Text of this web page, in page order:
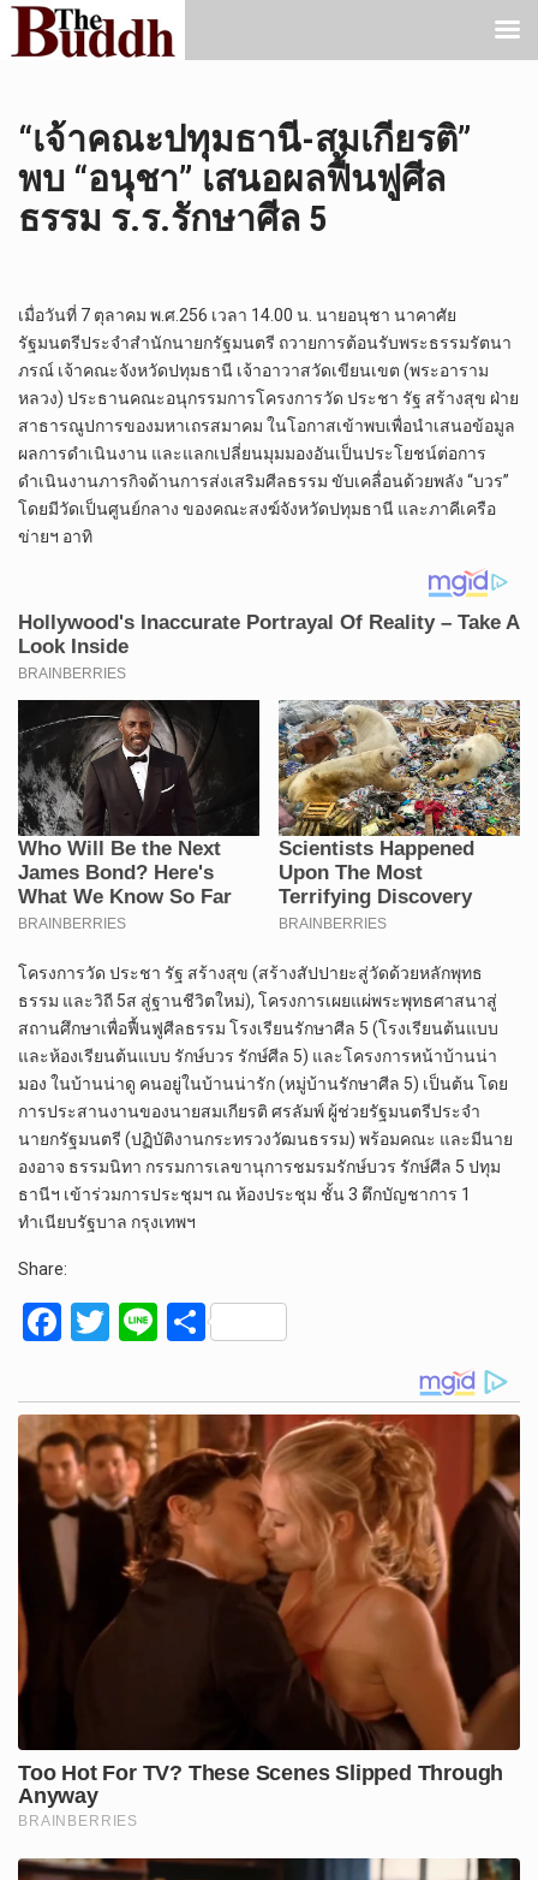
“เจ้าคณะปทุมธานี-สมเกียรติ”
พบ “อนุชา” เสนอผลฟื้นฟูศีล
ธรรม ร.ร.รักษาศีล 5
เมื่อวันที่ 7 ตุลาคม พ.ศ.256 เวลา 14.00 น. นายอนุชา นาคาศัย
รัฐมนตรีประจำสำนักนายกรัฐมนตรี ถวายการต้อนรับพระธรรมรัตนา
ภรณ์ เจ้าคณะจังหวัดปทุมธานี เจ้าอาวาสวัดเขียนเขต (พระอาราม
หลวง) ประธานคณะอนุกรรมการโครงการวัด ประชา รัฐ สร้างสุข ฝ่าย
สาธารณูปการของมหาเถรสมาคม ในโอกาสเข้าพบเพื่อนำเสนอข้อมูล
ผลการดำเนินงาน และแลกเปลี่ยนมุมมองอันเป็นประโยชน์ต่อการ
ดำเนินงานภารกิจด้านการส่งเสริมศีลธรรม ขับเคลื่อนด้วยพลัง “บวร”
โดยมีวัดเป็นศูนย์กลาง ของคณะสงฆ์จังหวัดปทุมธานี และภาคีเครือ
ข่ายฯ อาทิ
โครงการวัด ประชา รัฐ สร้างสุข (สร้างสัปปายะสู่วัดด้วยหลักพุทธ
ธรรม และวิถี 5ส สู่ฐานชีวิตใหม่), โครงการเผยแผ่พระพุทธศาสนาสู่
สถานศึกษาเพื่อฟื้นฟูศีลธรรม โรงเรียนรักษาศีล 5 (โรงเรียนต้นแบบ
และห้องเรียนต้นแบบ รักษ์บวร รักษ์ศีล 5) และโครงการหน้าบ้านน่า
มอง ในบ้านน่าดู คนอยู่ในบ้านน่ารัก (หมู่บ้านรักษาศีล 5) เป็นต้น โดย
การประสานงานของนายสมเกียรติ ศรลัมพ์ ผู้ช่วยรัฐมนตรีประจำ
นายกรัฐมนตรี (ปฏิบัติงานกระทรวงวัฒนธรรม) พร้อมคณะ และมีนาย
องอาจ ธรรมนิทา กรรมการเลขานุการชมรมรักษ์บวร รักษ์ศีล 5 ปทุม
ธานีฯ เข้าร่วมการประชุมฯ ณ ห้องประชุม ชั้น 3 ตึกบัญชาการ 1
ทำเนียบรัฐบาล กรุงเทพฯ
Share:
F
ce
b
o
o
T
tt
er
Li
e
S
ar
e